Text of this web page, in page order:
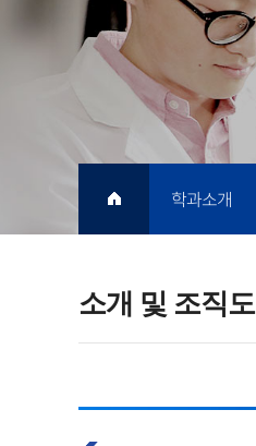
소개 및 조직도
학과소개